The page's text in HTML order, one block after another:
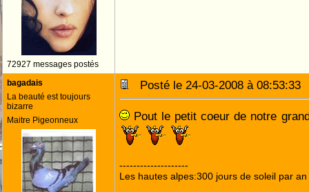
72927 messages postés
bagadais
La beauté est toujours
bizarre
Maitre Pigeonneux
Posté le 24-03-2008 à
Pout le petit coeur de notre
--------------------
Les hautes alpes:300 jours de soleil par an